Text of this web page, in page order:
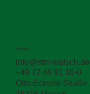
Kontakt
info@stm-malsch.de
+49 72 46 91 16-0